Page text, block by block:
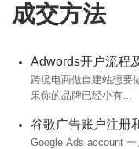
成交方法
Adwords开户流程
跨境电商做自建站想要
果你的品牌已经小有...
谷歌广告账户注册